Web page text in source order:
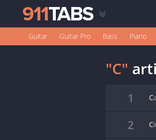
Guitar Guitar Pro Bass Piano
"С"
1
2